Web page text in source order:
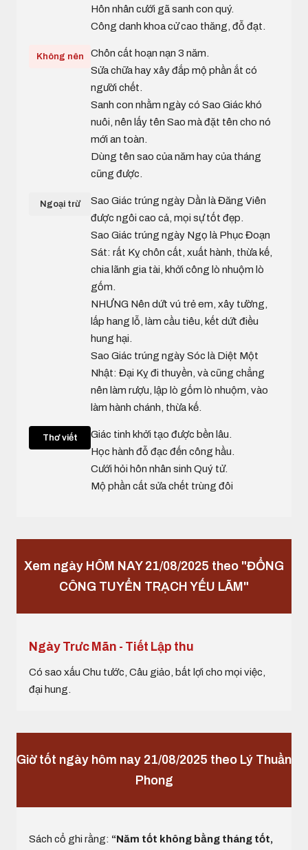
Hôn nhân cưới gã sanh con quý.
Công danh khoa cử cao thăng, đỗ đạt.
Không nên
Chôn cất hoạn nạn 3 năm.
Sửa chữa hay xây đắp mộ phần ắt có
người chết.
Sanh con nhằm ngày có Sao Giác khó
nuôi, nên lấy tên Sao mà đặt tên cho nó
mới an toàn.
Dùng tên sao của năm hay của tháng
cũng được.
Ngoại trừ
Sao Giác trúng ngày Dần là Đăng Viên
được ngôi cao cả, mọi sự tốt đẹp.
Sao Giác trúng ngày Ngọ là Phục Đoạn
Sát: rất Kỵ chôn cất, xuất hành, thừa kế,
chia lãnh gia tài, khởi công lò nhuộm lò
gốm.
NHƯNG Nên dứt vú trẻ em, xây tường,
lấp hang lỗ, làm cầu tiêu, kết dứt điều
hung hại.
Sao Giác trúng ngày Sóc là Diệt Một
Nhật: Đại Kỵ đi thuyền, và cũng chẳng
nên làm rượu, lập lò gốm lò nhuộm, vào
làm hành chánh, thừa kế.
Thơ viết
Giác tinh khởi tạo được bền lâu.
Học hành đỗ đạc đến công hầu.
Cưới hỏi hôn nhân sinh Quý tử.
Mộ phần cất sửa chết trùng đôi
Xem ngày HÔM NAY 21/08/2025 theo "ĐỔNG
CÔNG TUYỂN TRẠCH YẾU LÃM"
Ngày Trưc Mãn - Tiết Lập thu
Có sao xấu Chu tước, Câu giảo, bất lợi cho mọi việc,
đại hung.
Giờ tốt ngày hôm nay 21/08/2025 theo Lý Thuần
Phong
Sách cổ ghi rằng: “Năm tốt không bằng tháng tốt,